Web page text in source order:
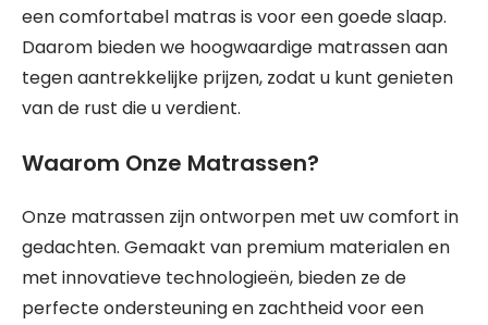
een comfortabel matras is voor een goede slaap.
Daarom bieden we hoogwaardige matrassen aan
tegen aantrekkelijke prijzen, zodat u kunt genieten
van de rust die u verdient.
Waarom Onze Matrassen?
Onze matrassen zijn ontworpen met uw comfort in
gedachten. Gemaakt van premium materialen en
met innovatieve technologieën, bieden ze de
perfecte ondersteuning en zachtheid voor een